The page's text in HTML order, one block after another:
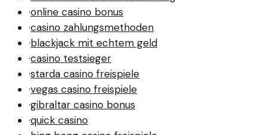
·online casino bonus
·casino zahlungsmethoden
·blackjack mit echtem geld
·casino testsieger
·starda casino freispiele
·vegas casino freispiele
·gibraltar casino bonus
·quick casino